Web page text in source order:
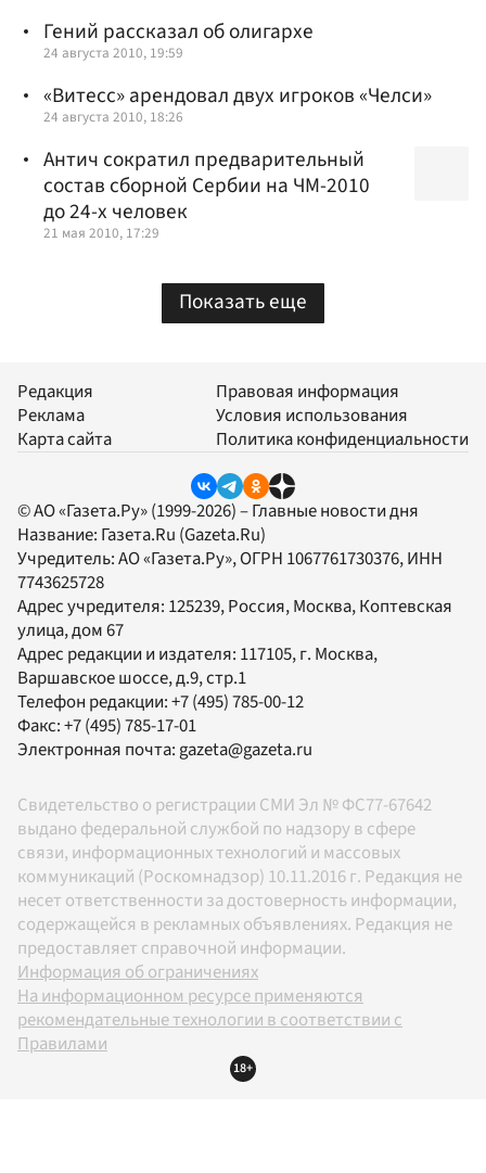
Гений рассказал об олигархе
24 августа 2010, 19:59
«Витесс» арендовал двух игроков «Челси»
24 августа 2010, 18:26
Антич сократил предварительный
состав сборной Сербии на ЧМ-2010
до 24-х человек
21 мая 2010, 17:29
Показать еще
Редакция
Реклама
Карта сайта
Правовая информация
Условия использования
Политика конфиденциальности
© АО «Газета.Ру» (1999-2026) – Главные новости дня
Название: Газета.Ru (Gazeta.Ru)
Учредитель:АО «Газета.Ру», ОГРН 1067761730376, ИНН
7743625728
Адрес учредителя: 125239, Россия, Москва, Коптевская
улица, дом 67
Адрес редакции и издателя: 117105, г. Москва,
Варшавское шоссе, д.9, стр.1
Телефон редакции:+7 (495) 785-00-12
Факс:+7 (495) 785-17-01
Электронная почта: gazeta@gazeta.ru
Свидетельство о регистрации СМИ Эл № ФС77-67642
выдано федеральной службой по надзору в сфере
связи, информационных технологий и массовых
коммуникаций (Роскомнадзор) 10.11.2016 г. Редакция не
несет ответственности за достоверность информации,
содержащейся в рекламных объявлениях. Редакция не
предоставляет справочной информации.
Информация об ограничениях
На информационном ресурсе применяются
рекомендательные технологии в соответствии с
Правилами
18+